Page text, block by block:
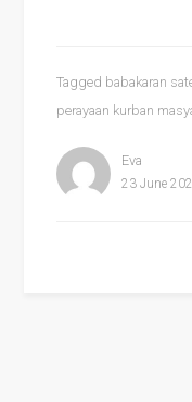
Tagged babakaran
perayaan kurban
Eva
23 June